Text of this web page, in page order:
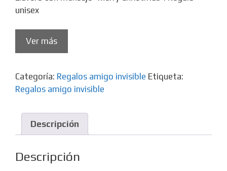
unisex
Ver más
Categoría: Regalos amigo invisible Etiqueta:
Regalos amigo invisible
Descripción
Descripción